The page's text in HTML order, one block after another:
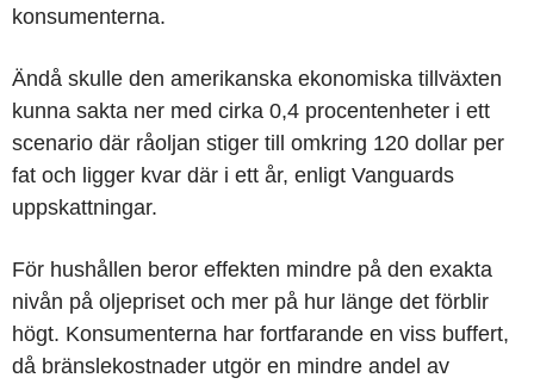
konsumenterna.
Ändå skulle den amerikanska ekonomiska tillväxten
kunna sakta ner med cirka 0,4 procentenheter i ett
scenario där råoljan stiger till omkring 120 dollar per
fat och ligger kvar där i ett år, enligt Vanguards
uppskattningar.
För hushållen beror effekten mindre på den exakta
nivån på oljepriset och mer på hur länge det förblir
högt. Konsumenterna har fortfarande en viss buffert,
då bränslekostnader utgör en mindre andel av